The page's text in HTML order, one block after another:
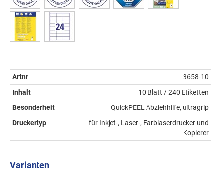
Artnr
3658-10
Inhalt
10 Blatt / 240 Etiketten
Besonderheit
QuickPEEL Abziehhilfe, ultragrip
Druckertyp
für Inkjet-, Laser-, Farblaserdrucker und
Kopierer
Varianten